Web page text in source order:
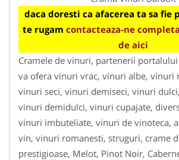
daca doresti ca afacerea ta sa fie
te rugam contacteaza-ne
de aici
Cramele de vinuri, partenerii
va ofera vinuri vrac, vinuri albe, vinuri
vinuri seci, vinuri demiseci, vinuri dulci,
vinuri demidulci, vinuri cupajate,
vinuri imbuteliate, vinuri de vinoteca,
vin, vinuri romanesti, struguri, crame
prestigioase, Melot, Pinot Noir,